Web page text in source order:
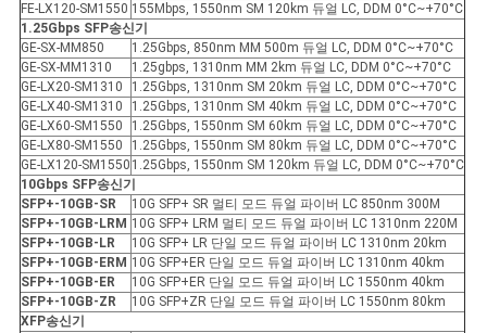
FE-LX120-SM1550 155Mbps, 1550nm SM 120km 듀얼 LC, DDM 0°C~+70°C
1.25Gbps SFP송신기
GE-SX-MM850
1.25Gbps, 850nm MM 500m 듀얼 LC, DDM 0°C~+70°C
GE-SX-MM1310
1.25gbps, 1310nm MM 2km 듀얼 LC, DDM 0°C~+70°C
GE-LX20-SM1310
1.25Gbps, 1310nm SM 20km 듀얼 LC, DDM 0°C~+70°C
GE-LX40-SM1310
1.25Gbps, 1310nm SM 40km 듀얼 LC, DDM 0°C~+70°C
GE-LX60-SM1550
1.25Gbps, 1550nm SM 60km 듀얼 LC, DDM 0°C~+70°C
GE-LX80-SM1550
1.25Gbps, 1550nm SM 80km 듀얼 LC, DDM 0°C~+70°C
GE-LX120-SM1550 1.25Gbps, 1550nm SM 120km 듀얼 LC, DDM 0°C~+70°C
10Gbps SFP송신기
SFP+-10GB-SR
10G SFP+ SR 멀티 모드 듀얼 파이버 LC 850nm 300M
SFP+-10GB-LRM 10G SFP+ LRM 멀티 모드 듀얼 파이버 LC 1310nm 220M
SFP+-10GB-LR
10G SFP+ LR 단일 모드 듀얼 파이버 LC 1310nm 20km
SFP+-10GB-ER M 10G SFP+ER 단일 모드 듀얼 파이버 LC 1310nm 40km
SFP+-10GB-ER
10G SFP+ER 단일 모드 듀얼 파이버 LC 1550nm 40km
SFP+-10GB-ZR
10G SFP+ZR 단일 모드 듀얼 파이버 LC 1550nm 80km
XFP송신기